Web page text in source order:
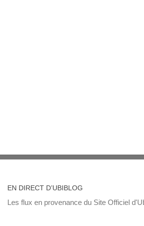
EN DIRECT D’UBIBLOG
Les flux en provenance du Site Officiel